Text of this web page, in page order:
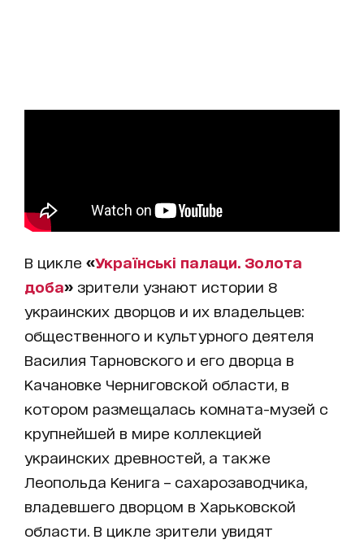
В цикле «Українські палаци. Золота
доба» зрители узнают истории 8
украинских дворцов и их владельцев:
общественного и культурного деятеля
Василия Тарновского и его дворца в
Качановке Черниговской области, в
котором размещалась комната-музей с
крупнейшей в мире коллекцией
украинских древностей, а также
Леопольда Кенига – сахарозаводчика,
владевшего дворцом в Харьковской
области. В цикле зрители увидят